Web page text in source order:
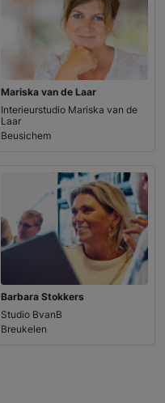
Mariska van de Laar
Interieurstudio Mariska van de
Laar
Beusichem
Barbara Stokkers
Studio BvanB
Breukelen